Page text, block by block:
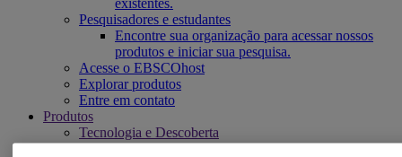
existentes.
Pesquisadores e estudantes
Encontre sua organização para acessar nossos
produtos e iniciar sua pesquisa.
Acesse o EBSCOhost
Explorar produtos
Entre em contato
Produtos
Tecnologia e Descoberta
BiblioGraph